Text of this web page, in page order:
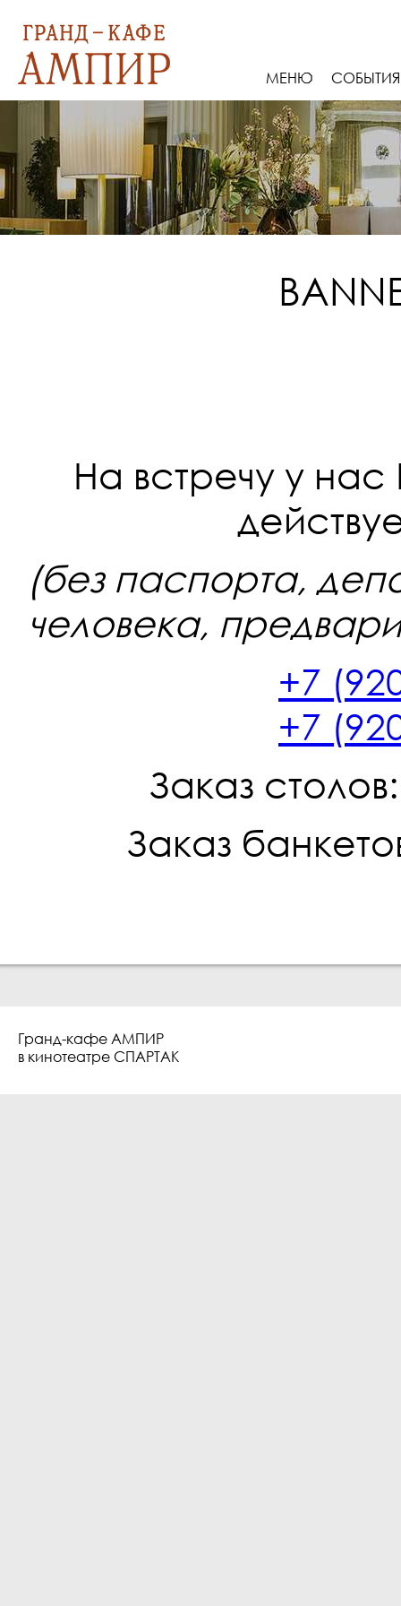
МЕНЮ СОБЫТИЯ
На встречу у
(без паспорта,
человека,
+7
+7
Заказ
Заказ
Гранд-кафе АМПИР
в кинотеатре СПАРТАК